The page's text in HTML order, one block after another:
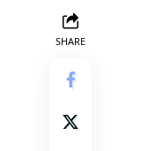
SHARE